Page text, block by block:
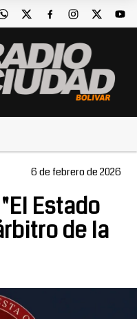
6 de febrero de 2026
Estado
de la